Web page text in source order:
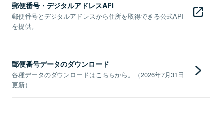
郵便番号・デジタルアドレスAPI
郵便番号とデジタルアドレスから住所を取得できる公式API
を提供。
郵便番号データのダウンロード
各種データのダウンロードはこちらから。（2026年7月31日
更新）